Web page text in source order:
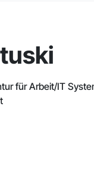
für Arbeit/IT